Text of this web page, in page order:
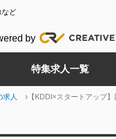
など
by
特集求人一覧
求人 【KDDI×スタートアップ